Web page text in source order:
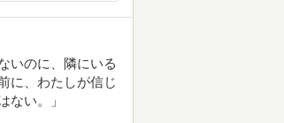
いのに、隣にいる
に、わたしが信じ
ない。」